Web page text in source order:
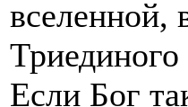
вселенной,
Если Бог